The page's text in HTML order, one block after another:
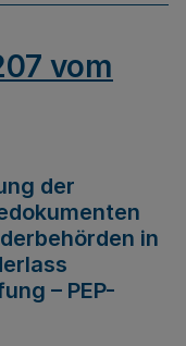
vom
der
in
– PEP-